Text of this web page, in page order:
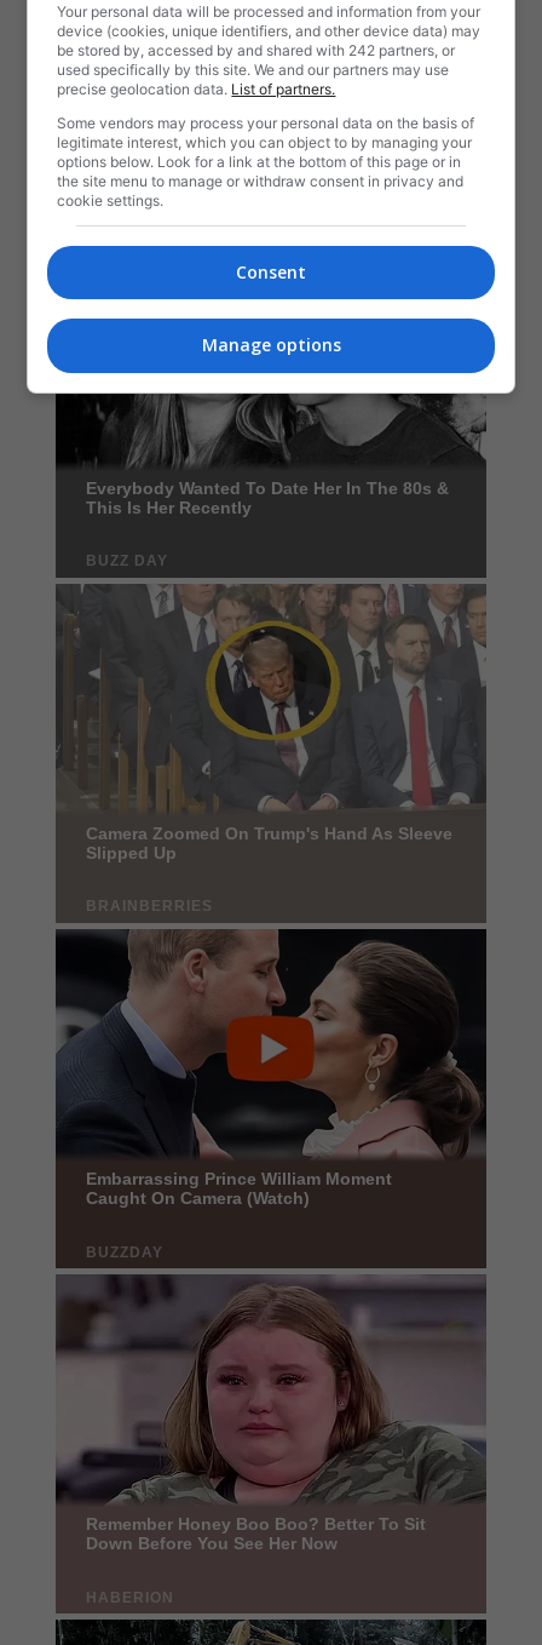
Your personal data will be processed and information from your
device (cookies, unique identifiers, and other device data) may
be stored by, accessed by and shared with 242 partners, or
used specifically by this site. We and our partners may use
precise geolocation data. List of partners.
Some vendors may process your personal data on the basis of
legitimate interest, which you can object to by managing your
options below. Look for a link at the bottom of this page or in
the site menu to manage or withdraw consent in privacy and
cookie settings.
Consent
Manage options